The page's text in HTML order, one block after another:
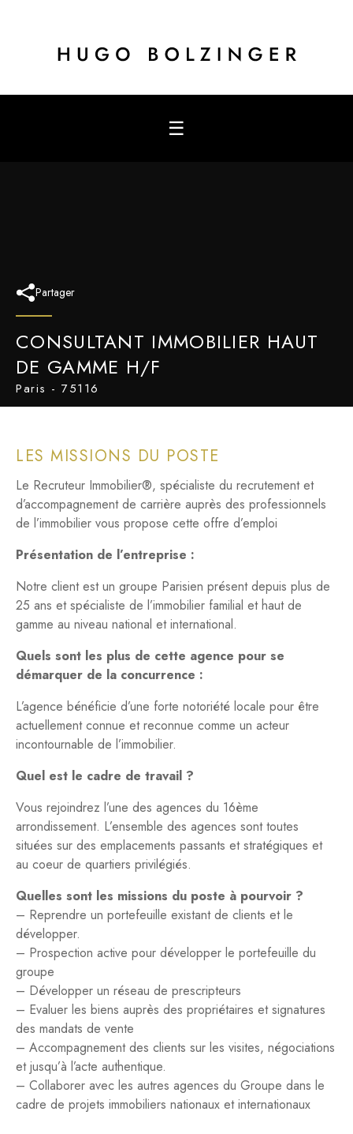
☰
Partager
CONSULTANT IMMOBILIER HAUT
DE GAMME H/F
Paris - 75116
LES MISSIONS DU POSTE
Le Recruteur Immobilier®, spécialiste du recrutement et
d’accompagnement de carrière auprès des professionnels
de l’immobilier vous propose cette offre d’emploi
Présentation de l’entreprise :
Notre client est un groupe Parisien présent depuis plus de
25 ans et spécialiste de l’immobilier familial et haut de
gamme au niveau national et international.
Quels sont les plus de cette agence pour se
démarquer de la concurrence :
L’agence bénéficie d’une forte notoriété locale pour être
actuellement connue et reconnue comme un acteur
incontournable de l’immobilier.
Quel est le cadre de travail ?
Vous rejoindrez l’une des agences du 16ème
arrondissement. L’ensemble des agences sont toutes
situées sur des emplacements passants et stratégiques et
au coeur de quartiers privilégiés.
Quelles sont les missions du poste à pourvoir ?
– Reprendre un portefeuille existant de clients et le
développer.
– Prospection active pour développer le portefeuille du
groupe
– Développer un réseau de prescripteurs
– Evaluer les biens auprès des propriétaires et signatures
des mandats de vente
– Accompagnement des clients sur les visites, négociations
et jusqu’à l’acte authentique.
– Collaborer avec les autres agences du Groupe dans le
cadre de projets immobiliers nationaux et internationaux